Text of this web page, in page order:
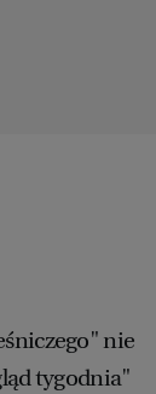
nie
tygodnia"